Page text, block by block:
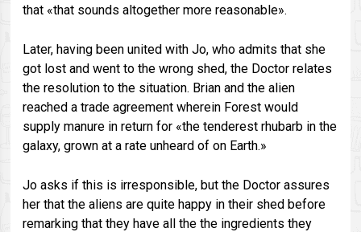
that «that sounds altogether more reasonable».
Later, having been united with Jo, who admits that she
got lost and went to the wrong shed, the Doctor relates
the resolution to the situation. Brian and the alien
reached a trade agreement wherein Forest would
supply manure in return for «the tenderest rhubarb in the
galaxy, grown at a rate unheard of on Earth.»
Jo asks if this is irresponsible, but the Doctor assures
her that the aliens are quite happy in their shed before
remarking that they have all the the ingredients they